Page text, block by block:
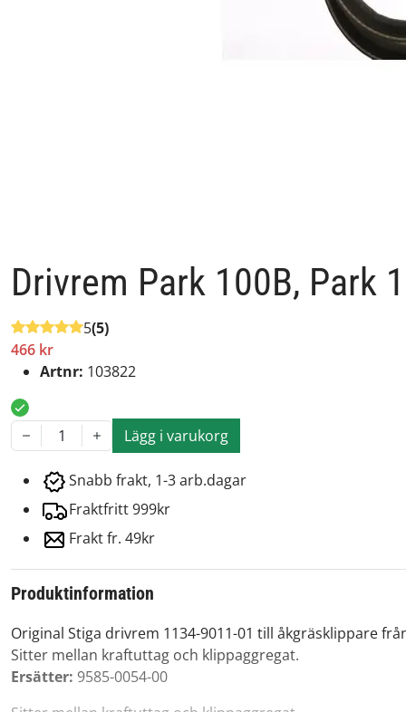
Drivrem Park 100B, Park
5(5)
466 kr
Artnr: 103822
1 Lägg i varukorg
Snabb frakt, 1-3 arb.dagar
Fraktfritt 999kr
Frakt fr. 49kr
Produktinformation
Original Stiga drivrem 1134-9011-01 till åkgräsklippare
Sitter mellan kraftuttag och klippaggregat.
Ersätter: 9585-0054-00